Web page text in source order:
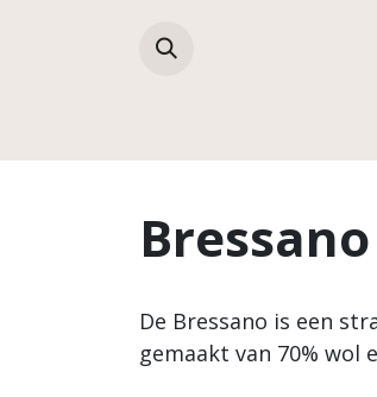
Bressano
De Bressano is een
gemaakt van 70% wol